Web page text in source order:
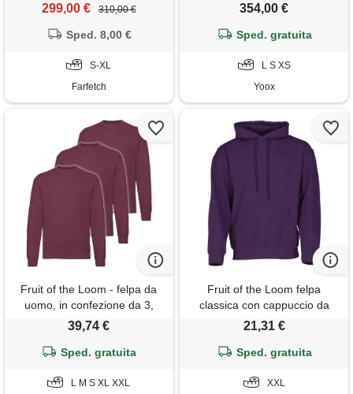
299,00 € 310,00 €
Sped. 8,00 €
S-XL
Farfetch
354,00 €
Sped. gratuita
L S XS
Yoox
Fruit of the Loom - felpa da
uomo, in confezione da 3,
borgogna, s
39,74 €
Sped. gratuita
L M S XL XXL
Fruit of the Loom felpa
classica con cappuccio da
uomo, viola, xxl
21,31 €
Sped. gratuita
XXL